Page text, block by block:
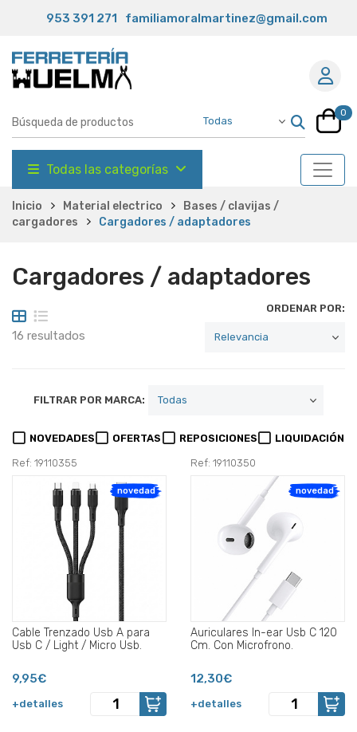
953 391 271 familiamoralmartinez@gmail.com
0
Todas las categorías
Inicio Material electrico
Bases / clavijas /
cargadores
Cargadores / adaptadores
Cargadores / adaptadores
16 resultados
ORDENAR POR:
FILTRAR POR MARCA:
NOVEDADES OFERTAS REPOSICIONES LIQUIDACIÓN
Ref: 19110355
novedad
Cable Trenzado Usb A para
Usb C / Light / Micro Usb.
9,95€
+detalles
Ref: 19110350
novedad
Auriculares In-ear Usb C 120
Cm. Con Microfrono.
12,30€
+detalles